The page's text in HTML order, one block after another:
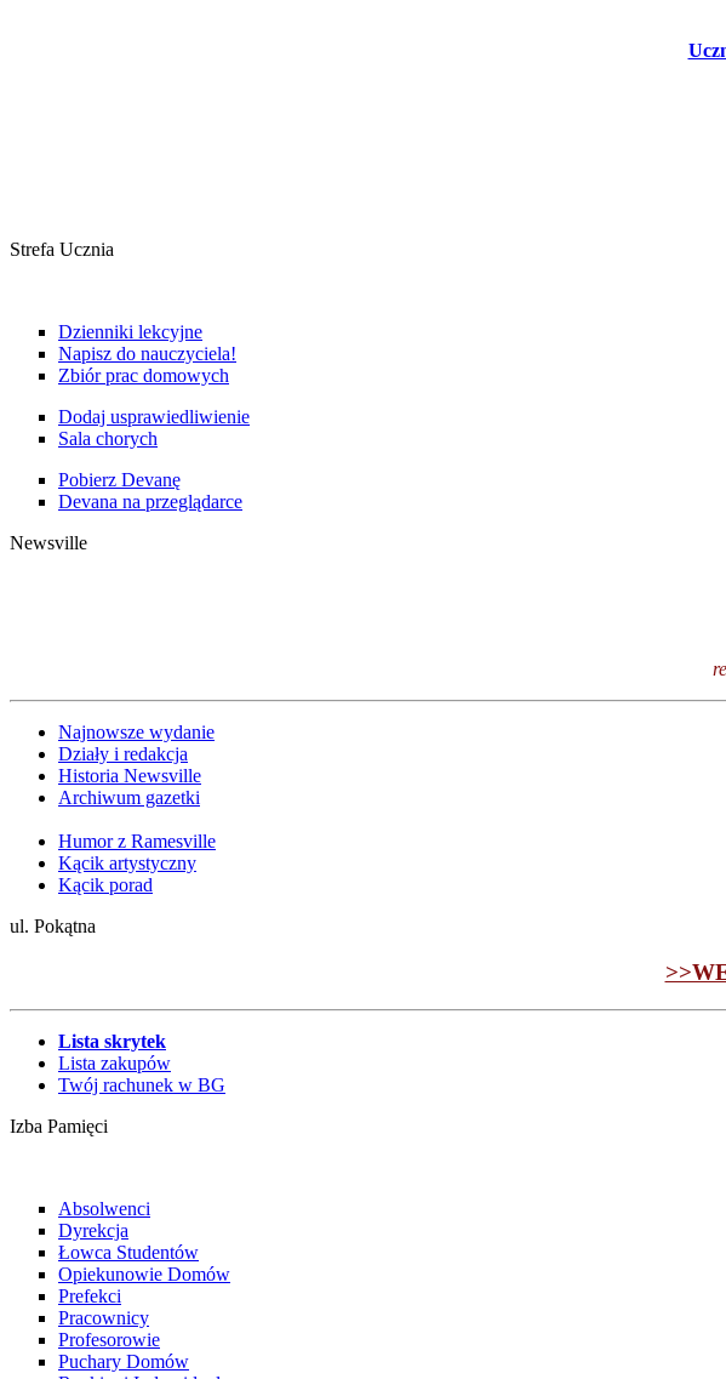
Strefa Ucznia
Dzienniki lekcyjne
Napisz do nauczyciela!
Zbiór prac domowych
Dodaj usprawiedliwienie
Sala chorych
Pobierz Devanę
Devana na przeglądarce
Newsville
Najnowsze wydanie
Działy i redakcja
Historia Newsville
Archiwum gazetki
Humor z Ramesville
Kącik artystyczny
Kącik porad
ul. Pokątna
Lista skrytek
Lista zakupów
Twój rachunek w BG
Izba Pamięci
Absolwenci
Dyrekcja
Łowca Studentów
Opiekunowie Domów
Prefekci
Pracownicy
Profesorowie
Puchary Domów